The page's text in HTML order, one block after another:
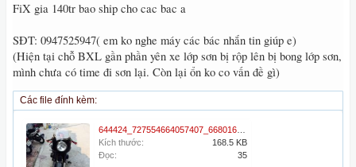
FiX gia 140tr bao ship cho cac bac a
SĐT: 0947525947( em ko nghe máy các bác nhắn tin giúp e)
(Hiện tại chỗ BXL gần phần yên xe lớp sơn bị rộp lên bị bong lớp sơn,
mình chưa có time đi sơn lại. Còn lại ổn ko co vấn đề gì)
Các file đính kèm:
Kích thước:
168.5 KB
Đọc:
35